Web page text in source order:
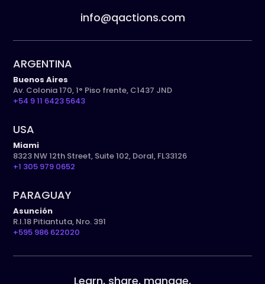
ARGENTINA
Buenos Aires
Av. Colonia 170, 1° Piso frente, C1437 JND
+54 9 11 6423 5643
USA
Miami
8323 NW 12th Street, Suite 102, Doral, FL33126
+1 305 979 0652
PARAGUAY
Asunción
R.I.18 Pitiantuta, Nro. 391
+595 986 622020
info@qactions.com
Learn, share, manage,